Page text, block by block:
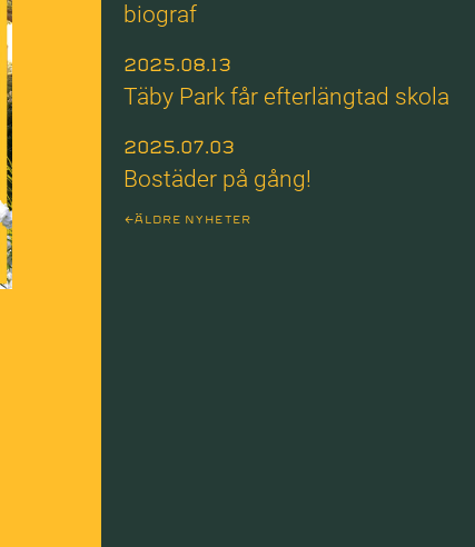
biograf
2025.08.13
Täby Park får efterlängtad skola
2025.07.03
Bostäder på gång!
ÄLDRE NYHETER